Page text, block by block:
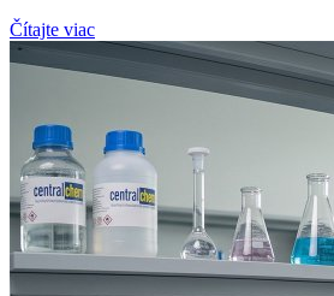
Čítajte viac